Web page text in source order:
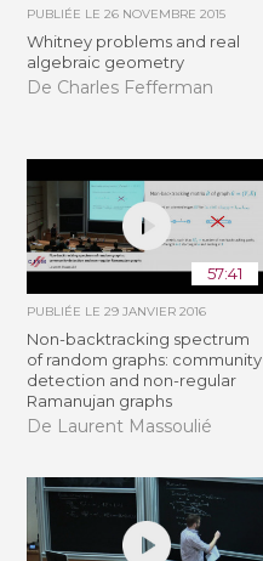
PUBLIÉE LE26 NOVEMBRE 2015
Whitney problems and real
algebraic geometry
De Charles Fefferman
57:41
PUBLIÉE LE29 JANVIER 2016
Non-backtracking spectrum
of random graphs: community
detection and non-regular
Ramanujan graphs
De Laurent Massoulié